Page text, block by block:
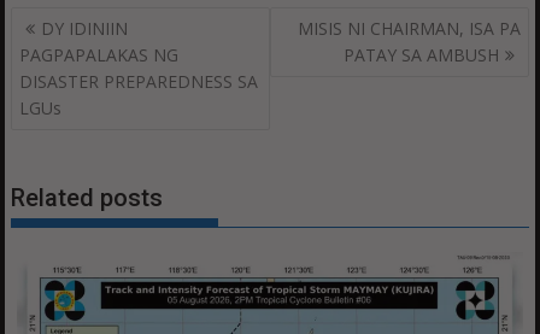
Post
navigation
DY IDINIIN
PAGPAPALAKAS NG
DISASTER PREPAREDNESS SA
LGUs
MISIS NI CHAIRMAN, ISA PA
PATAY SA AMBUSH
Related posts